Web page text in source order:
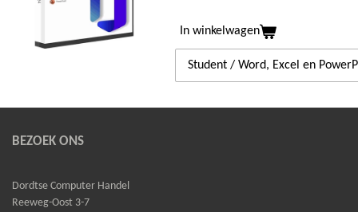
In winkelwagen
BEZOEK ONS
Dordtse Computer Handel
Reeweg-Oost 3-7